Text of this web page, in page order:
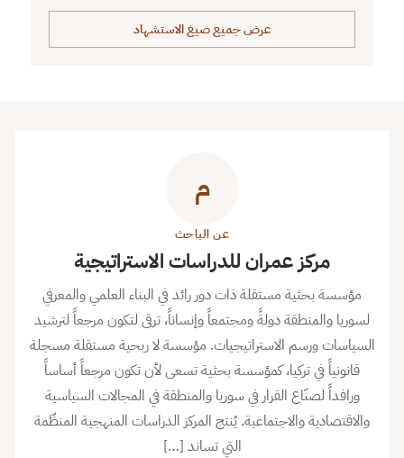
عرض جميع صيغ الاستشهاد
م
عن الباحث
مركز عمران للدراسات الاستراتيجية
مؤسسة بحثية مستقلة ذات دور رائد في البناء العلمي والمعرفي
لسوريا والمنطقة دولةً ومجتمعاً وإنساناً، ترقى لتكون مرجعاً لترشيد
السياسات ورسم الاستراتيجيات. مؤسسة لا ربحية مستقلة مسجلة
قانونياً في تركيا، كمؤسسة بحثية تسعى لأن تكون مرجعاً أساساً
ورافداً لصنّاع القرار في سوريا والمنطقة في المجالات السياسية
والاقتصادية والاجتماعية. يُنتج المركز الدراسات المنهجية المنظّمة
التي تساند […]